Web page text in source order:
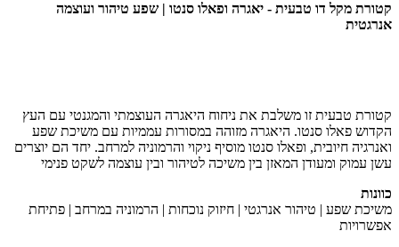
קטורת מקל דו טבעית - יאגרה ופאלו סנטו | שפע טיהור ועוצמה
אנרגטית
קטורת טבעית זו משלבת את ניחוח היאגרה העוצמתי והמגנטי עם העץ
הקדוש פאלו סנטו. היאגרה מזוהה במסורות עממיות עם משיכת שפע
ואנרגיה חיובית, ופאלו סנטו מוסיף ניקוי והרמוניה למרחב. יחד הם יוצרים
עשן עמוק ומעודן המאזן בין משיכה לטיהור ובין עוצמה לשקט פנימי
כוונות
משיכת שפע | טיהור אנרגטי | חיזוק נוכחות | הרמוניה במרחב | פתיחת
אפשרויות